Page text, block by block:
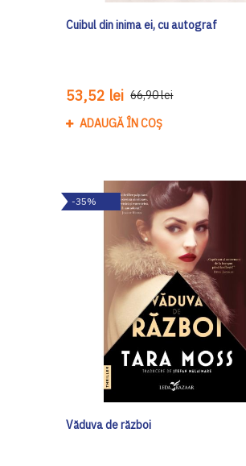
Cuibul din inima ei, cu autograf
53,52 lei 66,90 lei
ADAUGĂ ÎN COȘ
-35%
Văduva de război